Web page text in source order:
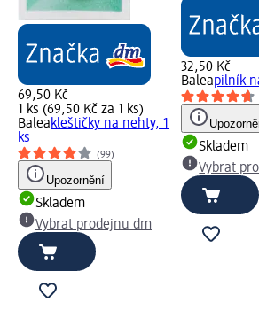
69,50 Kč
1 ks (69,50 Kč za 1 ks)
Baleakleštičky na nehty, 1
ks
(99)
Upozornění
Skladem
Vybrat prodejnu dm
32,50 Kč
Baleapilník
Skladem
Vybrat